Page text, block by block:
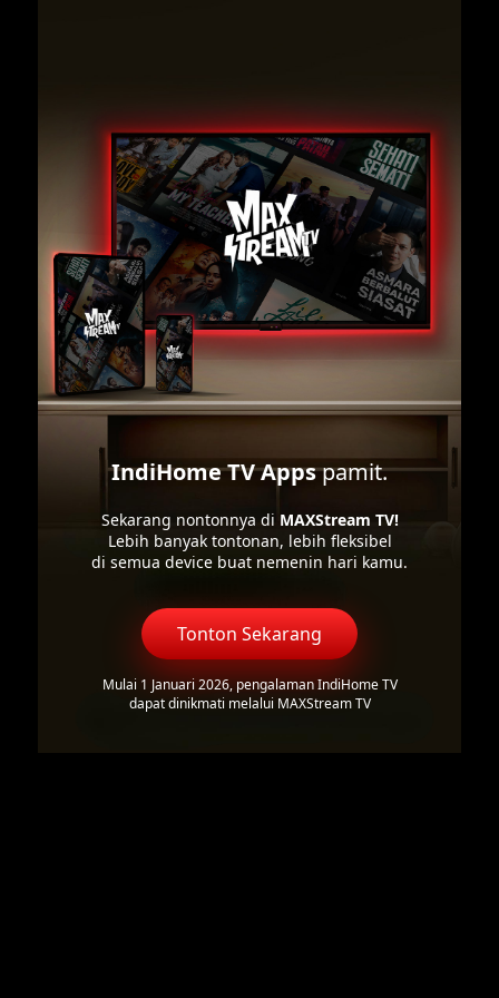
IndiHome TV Appspamit.
Sekarang nontonnya di MAXStream TV!
Lebih banyak tontonan, lebih fleksibel
di semua device buat nemenin hari kamu.
Tonton Sekarang
Mulai 1 Januari 2026, pengalaman IndiHome TV
dapat dinikmati melalui MAXStream TV